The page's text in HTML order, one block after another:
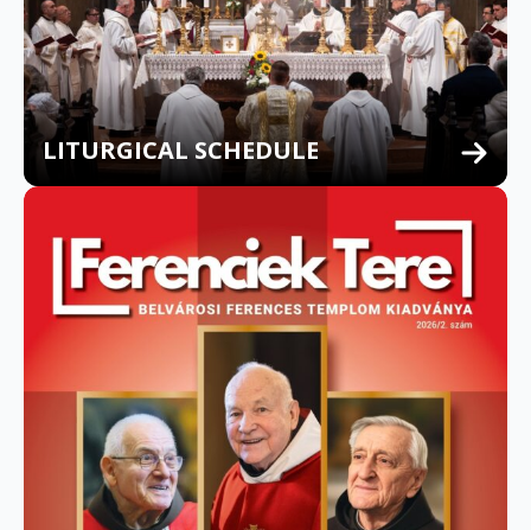
LITURGICAL SCHEDULE